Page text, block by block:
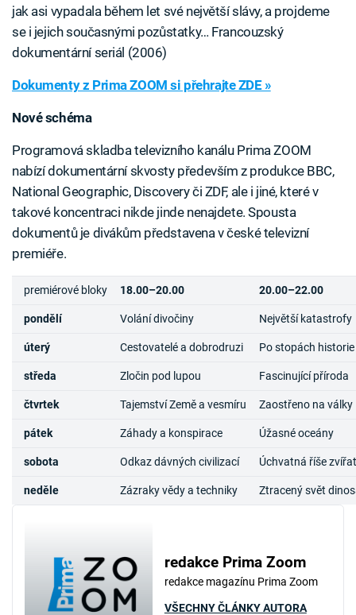
jak asi vypadala během let své největší slávy, a projdeme
se i jejich současnými pozůstatky… Francouzský
dokumentární seriál (2006)
Dokumenty z Prima ZOOM si přehrajte ZDE »
Nové schéma
Programová skladba televizního kanálu Prima ZOOM
nabízí dokumentární skvosty především z produkce BBC,
National Geographic, Discovery či ZDF, ale i jiné, které v
takové koncentraci nikde jinde nenajdete. Spousta
dokumentů je divákům představena v české televizní
premiéře.
premiérové bloky 18.00–20.00 20.00–22.00
pondělí Volání divočiny Největší katastrofy
úterý Cestovatelé a dobrodruzi Po stopách historie
středa Zločin pod lupou Fascinující příroda
čtvrtek Tajemství Země a vesmíru Zaostřeno na války
pátek Záhady a konspirace Úžasné oceány
sobota Odkaz dávných civilizací Úchvatná říše zvířat
neděle Zázraky vědy a techniky Ztracený svět
redakce Prima Zoom
redakce magazínu Prima Zoom
VŠECHNY ČLÁNKY AUTORA